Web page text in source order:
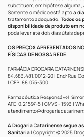
substituem, em hipótese
Somente o médico está apto a
tratamento adequado. Todos os
disponibilidade de produto em
pode levar até dois dias úteis
OS PREÇOS APRESENTADOS
FÍSICAS DE NOSSA REDE.
FARMÁCIA DROGARIA
84.683.481/0012-20 | End: Rua
| CEP: 88.075-300
Farmacêutica Responsável:
AFE: 0.21597-5 | CMVS - 1593 |
A Drogaria Catarinense segue
Sanitária | Copyright © 2025